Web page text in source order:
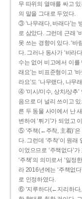
무 따위의 열매를 싸고
의 말을 그대로 두었다.
③ ‘나무래다, 바래다’는
로 삼았다. 그런데 근래 ‘
못 쓰는 경향이 있다. ‘바
다. 그러나 동사가 ‘바라
수는 없어 비고에서 이를
래요’는 비표준형이고 ‘
라요’도 ‘나무랬다, 나무
④ ‘미시/미수, 상치/상추’
음으로 더 널리 쓰이고
른 두 동물 사이에서 난
변하여 ‘튀기’가 되었고
⑤ ‘주책(←주착, 主着)’은
다. 그런데 ‘주착’이 원
이었으므로 ‘주책없다’
‘주책’의 의미로서 ‘일정
라 2016년에는 ‘주책없
로 인정하였다.
⑥ ‘지루하다(←지리하다,